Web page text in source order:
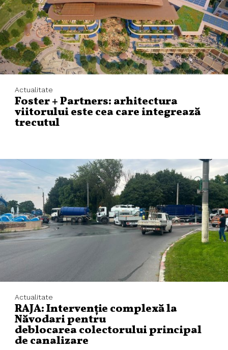
Actualitate
Foster + Partners: arhitectura
viitorului este cea care integrează
trecutul
Actualitate
RAJA: Intervenție complexă la
Năvodari pentru
deblocarea colectorului principal
de canalizare